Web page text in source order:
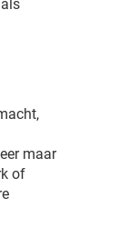
maar
of